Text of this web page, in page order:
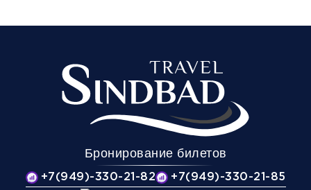
Бронирование билетов
+7(949)-330-21-82
+7(949)-330-21-85